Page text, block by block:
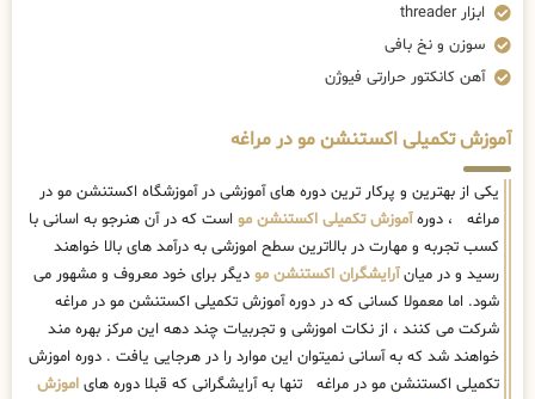
ابزار threader
سوزن و نخ بافی
آهن کانکتور حرارتی فیوژن
آموزش تکمیلی اکستنشن مو در مراغه
یکی از بهترین و پرکار ترین دوره های آموزشی در آموزشگاه اکستنشن مو در
مراغه ، دورهآموزش تکمیلی اکستنشن مو است که در آن هنرجو به اسانی با
کسب تجربه و مهارت در بالاترین سطح اموزشی به درآمد های بالا خواهند
رسید و در میانآرایشگران اکستنشن مو دیگر برای خود معروف و مشهور می
شود. اما معمولا کسانی که در دوره آموزش تکمیلی اکستنشن مو در مراغه
شرکت می کنند ، از نکات اموزشی و تجربیات چند دهه این مرکز بهره مند
خواهند شد که به آسانی نمیتوان این موارد را در هرجایی یافت . دوره اموزش
تکمیلی اکستنشن مو در مراغه تنها به آرایشگرانی که قبلا دوره های اموزش